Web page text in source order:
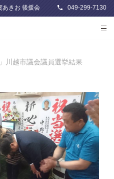
あきお 後援会 049-299-7130
川越市議会議員選挙結果